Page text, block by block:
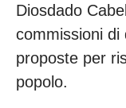
Diosdado
commissioni di
proposte per
popolo.